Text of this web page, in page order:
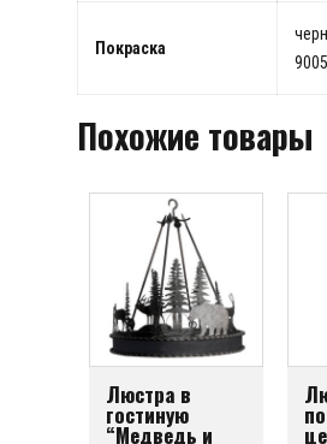
Покраска
9005
Похожие товары
Люстра в
гостиную
“Медведь и